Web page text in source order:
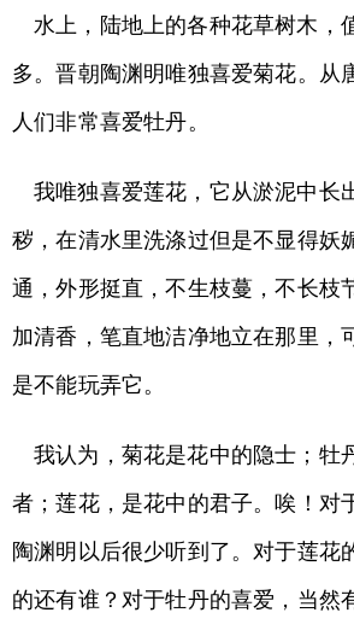
水上，陆地上的各种花草树木，
多。晋朝陶渊明唯独喜爱菊花。从
人们非常喜爱牡丹。
我唯独喜爱莲花，它从淤泥中长
秽，在清水里洗涤过但是不显得妖
通，外形挺直，不生枝蔓，不长枝
加清香，笔直地洁净地立在那里，
是不能玩弄它。
我认为，菊花是花中的隐士；牡
者；莲花，是花中的君子。唉！对
陶渊明以后很少听到了。对于莲花
的还有谁？对于牡丹的喜爱，当然